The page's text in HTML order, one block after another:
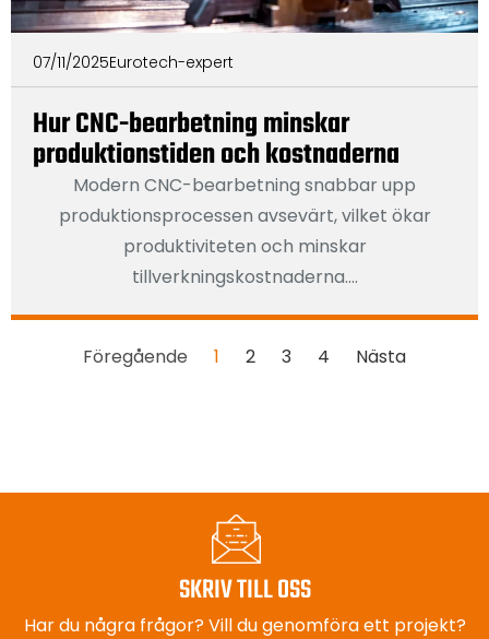
07/11/2025Eurotech-expert
Hur CNC-bearbetning minskar
produktionstiden och kostnaderna
Modern CNC-bearbetning snabbar upp
produktionsprocessen avsevärt, vilket ökar
produktiviteten och minskar
tillverkningskostnaderna....
Föregående 1 2 3 4 Nästa
SKRIV TILL OSS
Har du några frågor? Vill du genomföra ett projekt?